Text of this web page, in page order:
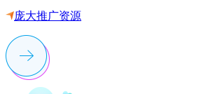
庞大推广资源